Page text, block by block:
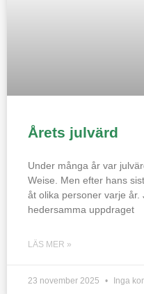
Årets julvärd
Under många år var
Weise. Men efter hans
åt olika personer varje
hedersamma uppdraget
LÄS MER »
23 november 2025 Inga